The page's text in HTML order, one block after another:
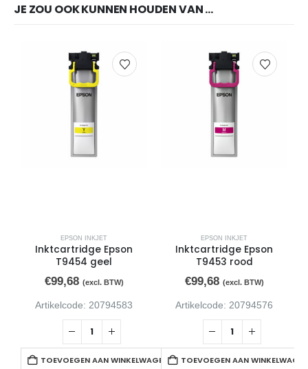
JE ZOU OOK KUNNEN HOUDEN VAN …
EPSON INKJET
Inktcartridge Epson
T9454 geel
€99,68 (excl. BTW)
Artikelcode: 20794583
TOEVOEGEN AAN WINKELWAGEN
EPSON INKJET
Inktcartridge Epson
T9453 rood
€99,68 (excl. BTW)
Artikelcode: 20794576
TOEVOEGEN AAN